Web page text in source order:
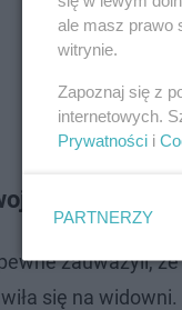
Twarz Brzmi
zauważyli,
się na
ale masz prawo
witrynie.
Zapoznaj się z
internetowych.
Prywatności i
PARTNERZY